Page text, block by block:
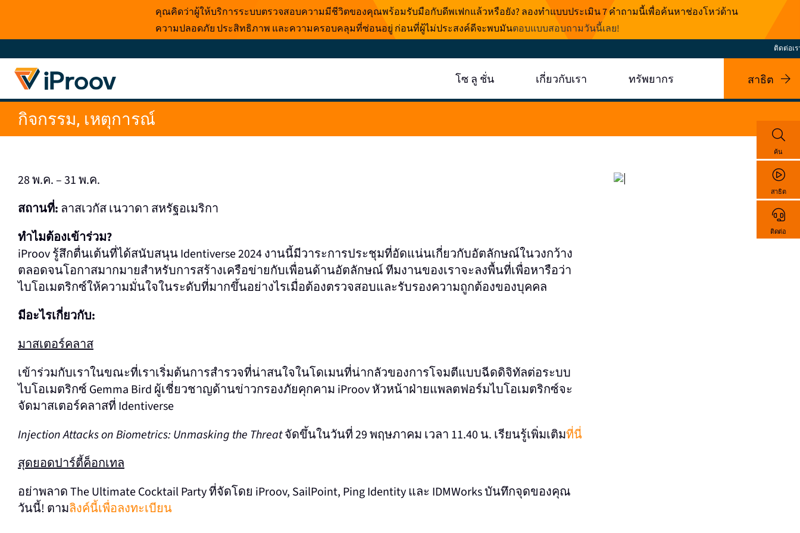
ที่
เนื้อหา
คุณคิดว่าผู้ให้บริการระบบตรวจสอบความมีชีวิตของคุณพร้อมรับมือกับดีพเฟกแล้วหรือยัง? ลองทำแบบประเมิน 7 คำถามนี้เพื่อค้นหาช่องโหว่ด้าน
ความปลอดภัย ประสิทธิภาพ และความครอบคลุมที่ซ่อนอยู่ ก่อนที่ผู้ไม่ประสงค์ดีจะพบมันตอบแบบสอบถามวันนี้เลย!
ติดต่อเ
โซ ลู ชั่น เกี่ยวกับเรา ทรัพยากร สาธิต
กิจกรรม, เหตุการณ์
28 พ.ค. – 31 พ.ค.
สถานที่: ลาสเวกัส เนวาดา สหรัฐอเมริกา
ทําไมต้องเข้าร่วม?
iProov รู้สึกตื่นเต้นที่ได้สนับสนุน Identiverse 2024 งานนี้มีวาระการประชุมที่อัดแน่นเกี่ยวกับอัตลักษณ์ในวงกว้าง
ตลอดจนโอกาสมากมายสําหรับการสร้างเครือข่ายกับเพื่อนด้านอัตลักษณ์ ทีมงานของเราจะลงพื้นที่เพื่อหารือว่า
ไบโอเมตริกซ์ให้ความมั่นใจในระดับที่มากขึ้นอย่างไรเมื่อต้องตรวจสอบและรับรองความถูกต้องของบุคคล
มีอะไรเกี่ยวกับ:
มาสเตอร์คลาส
เข้าร่วมกับเราในขณะที่เราเริ่มต้นการสํารวจที่น่าสนใจในโดเมนที่น่ากลัวของการโจมตีแบบฉีดดิจิทัลต่อระบบ
ไบโอเมตริกซ์ Gemma Bird ผู้เชี่ยวชาญด้านข่าวกรองภัยคุกคาม iProov หัวหน้าฝ่ายแพลตฟอร์มไบโอเมตริกซ์จะ
จัดมาสเตอร์คลาสที่ Identiverse
Injection Attacks on Biometrics: Unmasking the Threatจัดขึ้นในวันที่ 29 พฤษภาคม เวลา 11.40 น. เรียนรู้เพิ่มเติมที่นี่
สุดยอดปาร์ตี้ค็อกเทล
อย่าพลาด The Ultimate Cocktail Party ที่จัดโดย iProov, SailPoint, Ping Identity และ IDMWorks บันทึกจุดของคุณ
วันนี้! ตามลิงค์นี้เพื่อลงทะเบียน
ค้น
สาธิต
ติดต่อ